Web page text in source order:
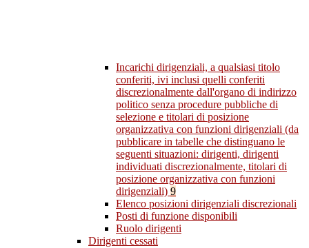
Incarichi dirigenziali, a qualsiasi titolo
conferiti, ivi inclusi quelli conferiti
discrezionalmente dall'organo di indirizzo
politico senza procedure pubbliche di
selezione e titolari di posizione
organizzativa con funzioni dirigenziali (da
pubblicare in tabelle che distinguano le
seguenti situazioni: dirigenti, dirigenti
individuati discrezionalmente, titolari di
posizione organizzativa con funzioni
dirigenziali) 9
Elenco posizioni dirigenziali discrezionali
Posti di funzione disponibili
Ruolo dirigenti
Dirigenti cessati